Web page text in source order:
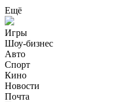
Ещё
Игры
Шоу-бизнес
Авто
Спорт
Кино
Новости
Почта